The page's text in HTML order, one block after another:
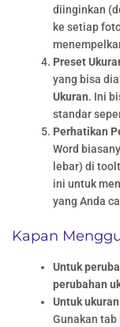
diinginkan
ke setiap
Preset
yang bisa
Ukuran. Ini
standar
Perhatikan
Word
lebar) di
ini untuk
yang Anda
Kapan
Untuk
perubahan
Untuk
Gunakan tab